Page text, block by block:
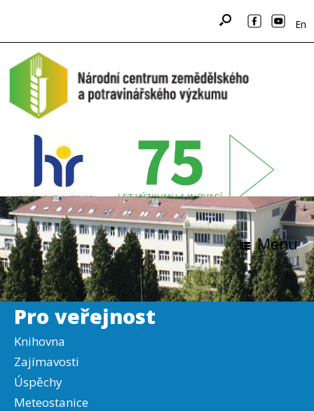
En
Menu
Pro veřejnost
Knihovna
Zajímavosti
Úspěchy
Meteostanice